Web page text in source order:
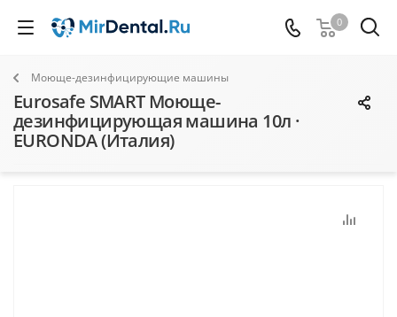
0
Моюще-дезинфицирующие машины
Eurosafe SMART Моюще-
дезинфицирующая машина 10л ·
EURONDA (Италия)